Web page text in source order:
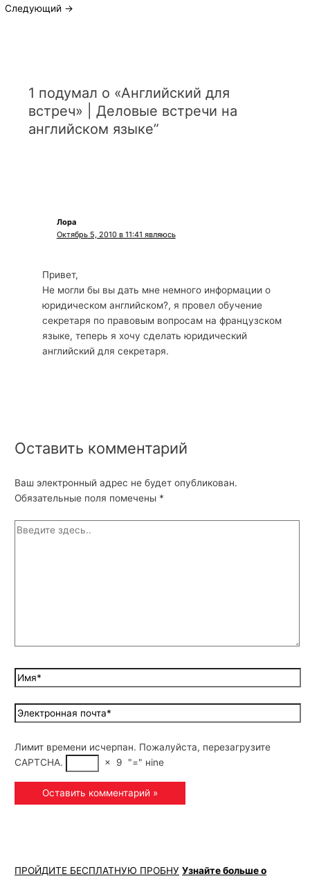
Следующий →
1 подумал о «Английский для
встреч» | Деловые встречи на
английском языке”
Лора
Октябрь 5, 2010 в 11:41 являюсь
Привет,
Не могли бы вы дать мне немного информации о
юридическом английском?, я провел обучение
секретаря по правовым вопросам на французском
языке, теперь я хочу сделать юридический
английский для секретаря.
Оставить комментарий
Ваш электронный адрес не будет опубликован.
Обязательные поля помечены *
Лимит времени исчерпан. Пожалуйста, перезагрузите
CAPTCHA.
× 9 "=" нinе
ПРОЙДИТЕ БЕСПЛАТНУЮ ПРОБНУ Узнайте больше о